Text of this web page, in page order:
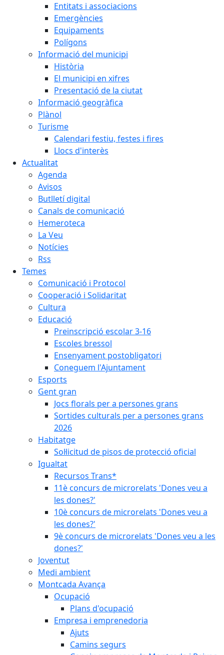
Entitats i associacions
Emergències
Equipaments
Polígons
Informació del municipi
Història
El municipi en xifres
Presentació de la ciutat
Informació geogràfica
Plànol
Turisme
Calendari festiu, festes i fires
Llocs d'interès
Actualitat
Agenda
Avisos
Butlletí digital
Canals de comunicació
Hemeroteca
La Veu
Notícies
Rss
Temes
Comunicació i Protocol
Cooperació i Solidaritat
Cultura
Educació
Preinscripció escolar 3-16
Escoles bressol
Ensenyament postobligatori
Coneguem l'Ajuntament
Esports
Gent gran
Jocs florals per a persones grans
Sortides culturals per a persones grans
2026
Habitatge
Sol·licitud de pisos de protecció oficial
Igualtat
Recursos Trans*
11è concurs de microrelats 'Dones veu a
les dones?'
10è concurs de microrelats 'Dones veu a
les dones?'
9è concurs de microrelats 'Dones veu a les
dones?'
Joventut
Medi ambient
Montcada Avança
Ocupació
Plans d'ocupació
Empresa i emprenedoria
Ajuts
Camins segurs